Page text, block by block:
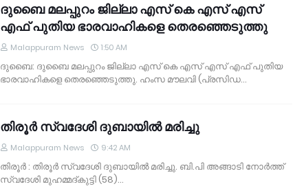
ദുബൈ മലപ്പുറം ജില്ലാ എസ് കെ എസ് എസ്
എഫ് പുതിയ ഭാരവാഹികളെ തെരഞ്ഞെടുത്തു
Malappuram News 1:50 AM
ദുബൈ: ദുബൈ മലപ്പുറം ജില്ലാ എസ് കെ എസ് എസ് എഫ് പുതിയ
ഭാരവാഹികളെ തെരഞ്ഞെടുത്തു. ഹംസ മൗലവി (പ്രസിഡ…
തിരൂര്‍ സ്വദേശി ദുബായില്‍ മരിച്ചു
Malappuram News 9:42 AM
തിരൂര്‍ : തിരൂര്‍ സ്വദേശി ദുബായില്‍ മരിച്ചു. ബി.പി അങ്ങാടി നോര്‍ത്ത്
സ്വദേശി മുഹമ്മദ്കുട്ടി (58)…